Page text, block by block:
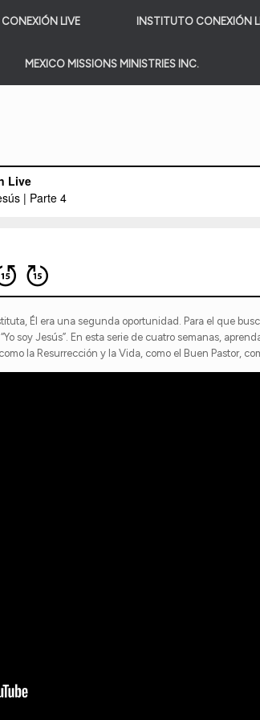
CONEXIÓN LIVE INSTITUTO CONEXIÓN
MEXICO MISSIONS MINISTRIES INC.
Él era una segunda oportunidad. Para el que
soy Jesús”. En esta serie de cuatro semanas,
la Resurrección y la Vida, como el Buen Pastor,